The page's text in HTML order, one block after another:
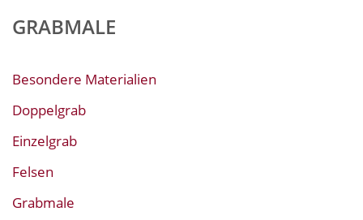
GRABMALE
Besondere Materialien
Doppelgrab
Einzelgrab
Felsen
Grabmale